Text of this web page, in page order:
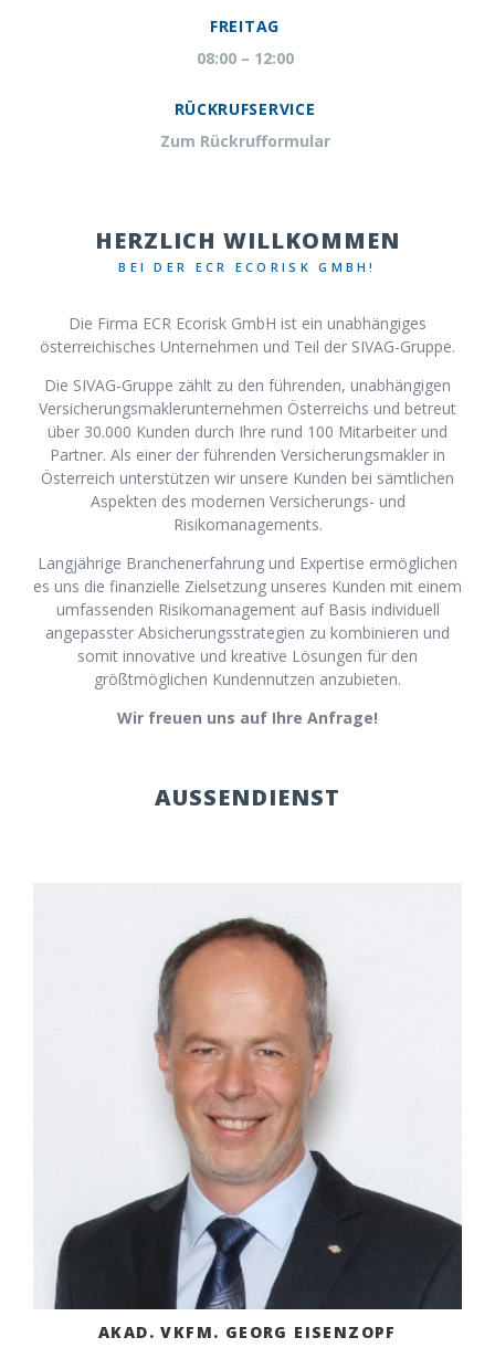
FREITAG
08:00 – 12:00
RÜCKRUFSERVICE
Zum Rückrufformular
HERZLICH WILLKOMMEN
BEI DER ECR ECORISK GMBH!
Die Firma ECR Ecorisk GmbH ist ein unabhängiges
österreichisches Unternehmen und Teil der SIVAG-Gruppe.
Die SIVAG-Gruppe zählt zu den führenden, unabhängigen
Versicherungsmaklerunternehmen Österreichs und betreut
über 30.000 Kunden durch Ihre rund 100 Mitarbeiter und
Partner. Als einer der führenden Versicherungsmakler in
Österreich unterstützen wir unsere Kunden bei sämtlichen
Aspekten des modernen Versicherungs- und
Risikomanagements.
Langjährige Branchenerfahrung und Expertise ermöglichen
es uns die finanzielle Zielsetzung unseres Kunden mit einem
umfassenden Risikomanagement auf Basis individuell
angepasster Absicherungsstrategien zu kombinieren und
somit innovative und kreative Lösungen für den
größtmöglichen Kundennutzen anzubieten.
Wir freuen uns auf Ihre Anfrage!
AUSSENDIENST
AKAD. VKFM. GEORG EISENZOPF